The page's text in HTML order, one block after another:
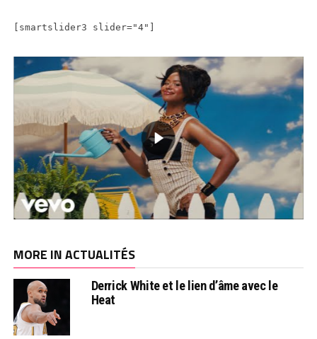
[smartslider3 slider="4"]
MORE IN ACTUALITÉS
Derrick White et le lien d’âme avec le
Heat